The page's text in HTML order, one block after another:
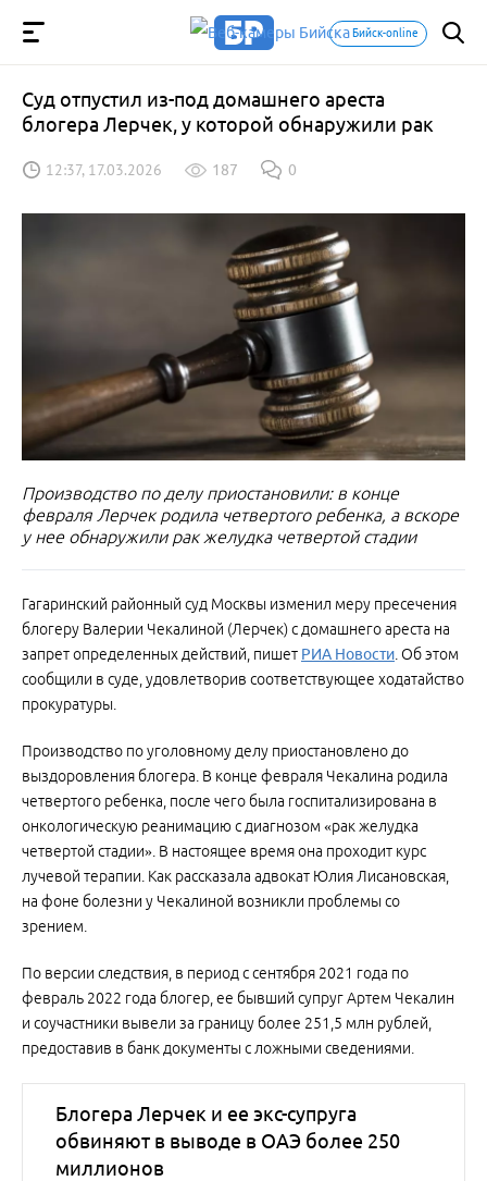
Бийск-online
Суд отпустил из-под домашнего ареста
блогера Лерчек, у которой обнаружили рак
12:37, 17.03.2026 187 0
Производство по делу приостановили: в конце
февраля Лерчек родила четвертого ребенка, а вскоре
у нее обнаружили рак желудка четвертой стадии
Гагаринский районный суд Москвы изменил меру пресечения
блогеру Валерии Чекалиной (Лерчек) с домашнего ареста на
запрет определенных действий, пишет РИА Новости. Об этом
сообщили в суде, удовлетворив соответствующее ходатайство
прокуратуры.
Производство по уголовному делу приостановлено до
выздоровления блогера. В конце февраля Чекалина родила
четвертого ребенка, после чего была госпитализирована в
онкологическую реанимацию с диагнозом «рак желудка
четвертой стадии». В настоящее время она проходит курс
лучевой терапии. Как рассказала адвокат Юлия Лисановская,
на фоне болезни у Чекалиной возникли проблемы со
зрением.
По версии следствия, в период с сентября 2021 года по
февраль 2022 года блогер, ее бывший супруг Артем Чекалин
и соучастники вывели за границу более 251,5 млн рублей,
предоставив в банк документы с ложными сведениями.
Блогера Лерчек и ее экс-супруга
обвиняют в выводе в ОАЭ более 250
миллионов